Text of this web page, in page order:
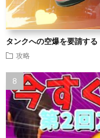
タンクへの空爆を要請す
攻略